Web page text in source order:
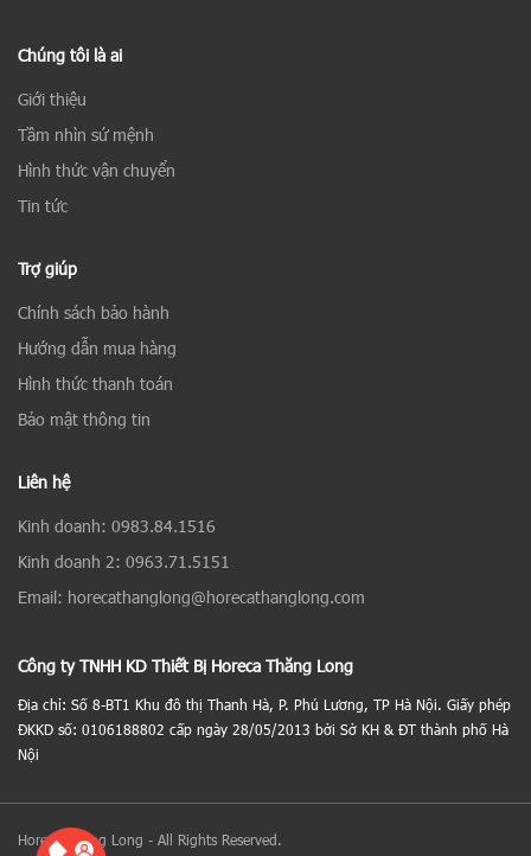
Chúng tôi là ai
Giới thiệu
Tầm nhìn sứ mệnh
Hình thức vận chuyển
Tin tức
Trợ giúp
Chính sách bảo hành
Hướng dẫn mua hàng
Hình thức thanh toán
Bảo mật thông tin
Liên hệ
Kinh doanh: 0983.84.1516
Kinh doanh 2: 0963.71.5151
Email: horecathanglong@horecathanglong.com
Công ty TNHH KD Thiết Bị Horeca Thăng Long
Địa chỉ: Số 8-BT1 Khu đô thị Thanh Hà, P. Phú Lương, TP Hà Nội. Giấy phép
ĐKKD số: 0106188802 cấp ngày 28/05/2013 bởi Sở KH & ĐT thành phố Hà
Nội
Horeca Thăng Long - All Rights Reserved.